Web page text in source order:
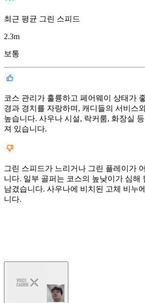
최근 평균 그린 스피드
2.3m
보통
코스 관리가 훌륭하고 페어웨이 상태가
경과 경치를 자랑하며, 캐디들의 서비스
높습니다. 사우나 시설, 락커룸, 화장실
져 있습니다.
그린 스피드가 느리거나 그린 플레이가
니다. 일부 골퍼는 코스의 높낮이가 심해
남겼습니다. 사우나에 비치된 고체 비누
니다.